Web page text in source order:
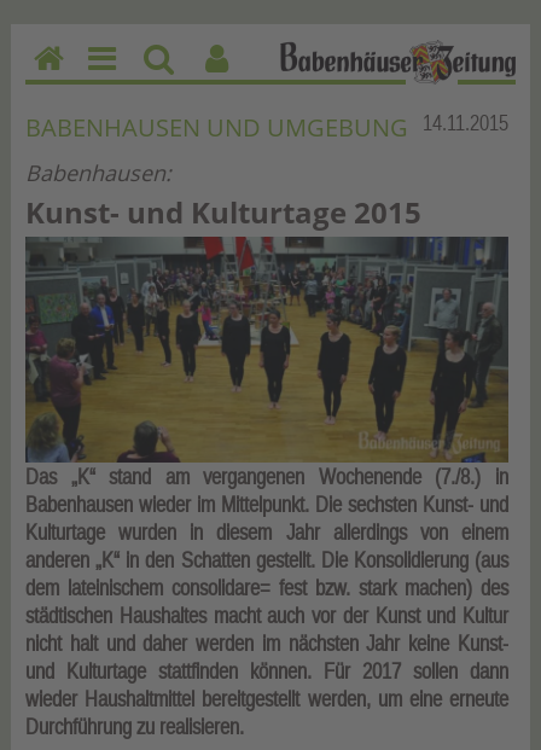
Rubrik:
BABENHAUSEN UND UMGEBUNG 14.11.2015
Babenhausen:
Kunst- und Kulturtage 2015
Das „K“ stand am vergangenen Wochenende (7./8.) in
Babenhausen wieder im Mittelpunkt. Die sechsten Kunst- und
Kulturtage wurden in diesem Jahr allerdings von einem
anderen „K“ in den Schatten gestellt. Die Konsolidierung (aus
dem lateinischem consolidare= fest bzw. stark machen) des
städtischen Haushaltes macht auch vor der Kunst und Kultur
nicht halt und daher werden im nächsten Jahr keine Kunst-
und Kulturtage stattfinden können. Für 2017 sollen dann
wieder Haushaltmittel bereitgestellt werden, um eine erneute
Durchführung zu realisieren.
H
o
e
M
en
Su
ch
Be
nu
un
kti
on
en